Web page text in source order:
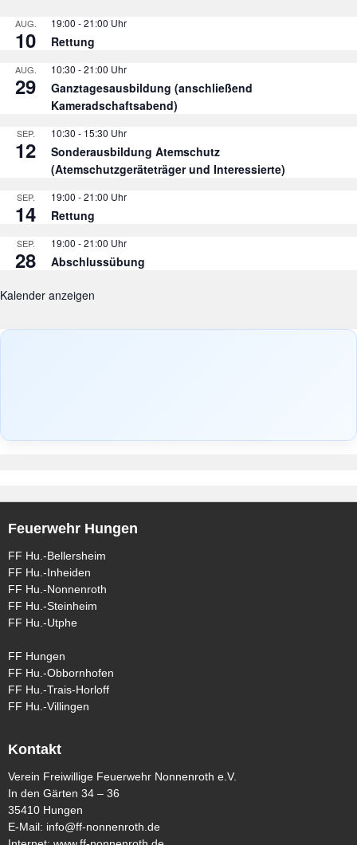
AUG.
10
19:00 -21:00
Rettung
AUG.
29
10:30 -21:00
Ganztagesausbildung (anschließend
Kameradschaftsabend)
SEP.
12
10:30 - 15:30
Sonderausbildung Atemschutz
(Atemschutzgeräteträger und Interessierte)
SEP.
14
19:00 -21:00
Rettung
SEP.
28
19:00 -21:00
Abschlussübung
Kalender anzeigen
Feuerwehr Hungen
FF Hu.-Bellersheim
FF Hu.-Inheiden
FF Hu.-Nonnenroth
FF Hu.-Steinheim
FF Hu.-Utphe
FF Hungen
FF Hu.-Obbornhofen
FF Hu.-Trais-Horloff
FF Hu.-Villingen
Kontakt
Verein Freiwillige Feuerwehr Nonnenroth e.V.
In den Gärten 34 – 36
35410 Hungen
E-Mail: info@ff-nonnenroth.de